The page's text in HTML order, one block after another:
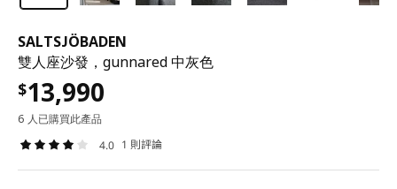
SALTSJÖBADEN
雙人座沙發，gunnared 中灰色
$13,990
6 人已購買此產品
4.0 1 則評論